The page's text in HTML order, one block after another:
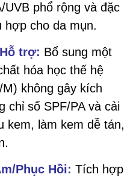
UVB phổ rộng và đặc
hợp cho da mụn.
trợ: Bổ sung một
hóa học thế hệ
không gây kích
chỉ số SPF/PA và cải
kem, làm kem dễ tán,
Phục Hồi: Tích hợp